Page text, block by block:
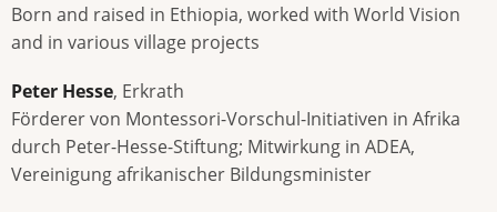
Born and raised in Ethiopia, worked with World Vision
and in various village projects
Peter Hesse, Erkrath
Förderer von Montessori-Vorschul-Initiativen in Afrika
durch Peter-Hesse-Stiftung; Mitwirkung in ADEA,
Vereinigung afrikanischer Bildungsminister